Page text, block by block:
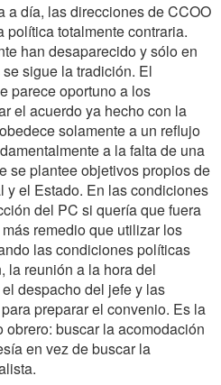
a día, las direcciones de CCOO
totalmente contraria.
han desaparecido y sólo en
sigue la tradición. El
parece oportuno a los
el acuerdo ya hecho con la
solamente a un reflujo
a la falta de una
se plantee objetivos propios de
y el Estado. En las condiciones
del PC si quería que fuera
remedio que utilizar los
las condiciones políticas
la reunión a la hora del
despacho del jefe y las
preparar el convenio. Es la
buscar la acomodación
en vez de buscar la